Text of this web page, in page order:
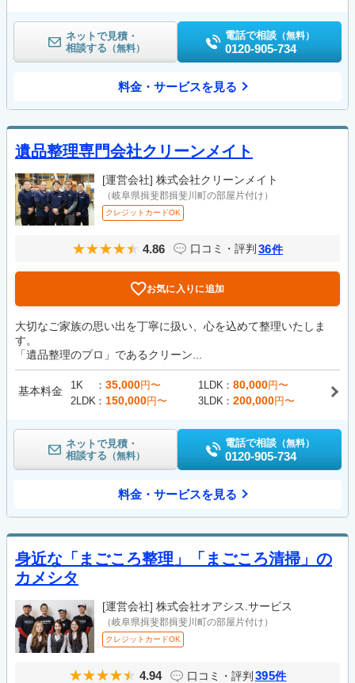
ネットで見積・
相談する （無料）
電話で相談 （無料）
0120-905-734
料金・サービスを見る
遺品整理専門会社クリーンメイト
[運営会社] 株式会社クリーンメイト
（岐阜県揖斐郡揖斐川町の部屋片付け）
クレジットカードOK
4.86 口コミ・評判 36件
お気に入りに追加
大切なご家族の思い出を丁寧に扱い、心を込めて整理いたしま
す。
「遺品整理のプロ」であるクリーン...
基本料金 1K 35,000円〜 1LDK 80,000円〜
2LDK
150,000円〜 3LDK 200,000円〜
ネットで見積・
相談する （無料）
電話で相談 （無料）
0120-905-734
料金・サービスを見る
身近な「まごころ整理」「まごころ清掃」の
カメシタ
[運営会社] 株式会社オアシス.サービス
（岐阜県揖斐郡揖斐川町の部屋片付け）
クレジットカードOK
4.94 口コミ・評判 395件